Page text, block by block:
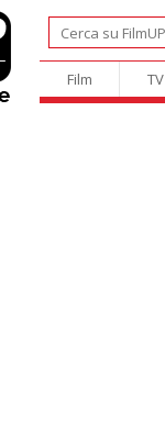
Film TV